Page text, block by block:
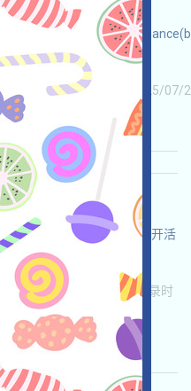
筆TA！您可以在
EVM
收录时间: 2025/07/
3.5
個EVM的主權Layer1，打开活
，邀請獲得更多！
Twitter Mail
收录时
3.0 查阅详情